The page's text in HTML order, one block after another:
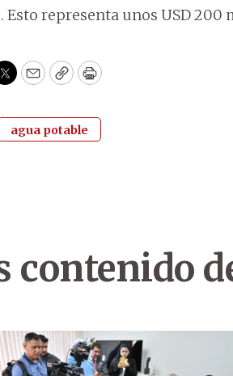
Esto representa unos USD
Twitter
EmailCopyPrint
agua potable
contenido